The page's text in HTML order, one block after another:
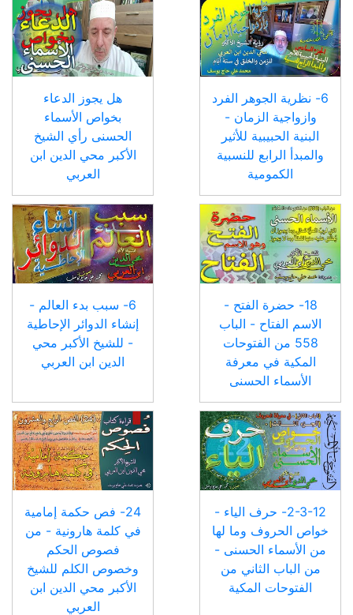
6- نظرية الجوهر الفرد
وازواجية الزمان -
البنية الحبيبية للأثير
والمبدأ الرابع للنسبية
الكمومية
هل يجوز الدعاء
بخواص الأسماء
الحسنى رأي الشيخ
الأكبر محي الدين ابن
العربي
18- حضرة الفتح -
الاسم الفتاح - الباب
558 من الفتوحات
المكية في معرفة
الأسماء الحسنى
6- سبب بدء العالم -
إنشاء الدوائر الإحاطية
- للشيخ الأكبر محي
الدين ابن العربي
2-3-12- حرف الياء -
خواص الحروف وما لها
من الأسماء الحسنى -
من الباب الثاني من
الفتوحات المكية
24- فص حكمة إمامية
في كلمة هارونية - من
فصوص الحكم
وخصوص الكلم للشيخ
الأكبر محي الدين ابن
العربي